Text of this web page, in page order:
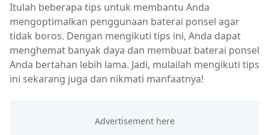
Itulah beberapa tips untuk membantu Anda
mengoptimalkan penggunaan baterai ponsel agar
tidak boros. Dengan mengikuti tips ini, Anda dapat
menghemat banyak daya dan membuat baterai ponsel
Anda bertahan lebih lama. Jadi, mulailah mengikuti tips
ini sekarang juga dan nikmati manfaatnya!